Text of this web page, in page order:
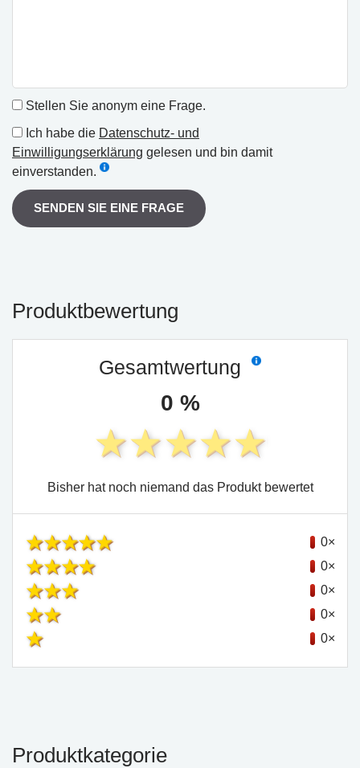
Stellen Sie anonym eine Frage.
Ich habe die Datenschutz- und
Einwilligungserklärung gelesen und bin damit
einverstanden.
SENDEN SIE EINE FRAGE
Produktbewertung
Gesamtwertung
0 %
Bisher hat noch niemand das Produkt bewertet
0×
0×
0×
0×
0×
Produktkategorie